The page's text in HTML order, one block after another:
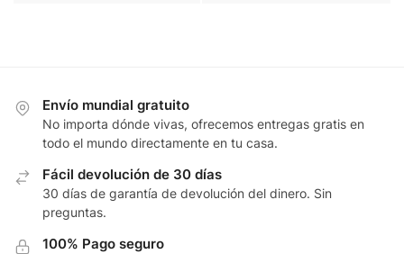
Envío mundial gratuito
No importa dónde vivas, ofrecemos entregas gratis en
todo el mundo directamente en tu casa.
Fácil devolución de 30 días
30 días de garantía de devolución del dinero. Sin
preguntas.
100% Pago seguro